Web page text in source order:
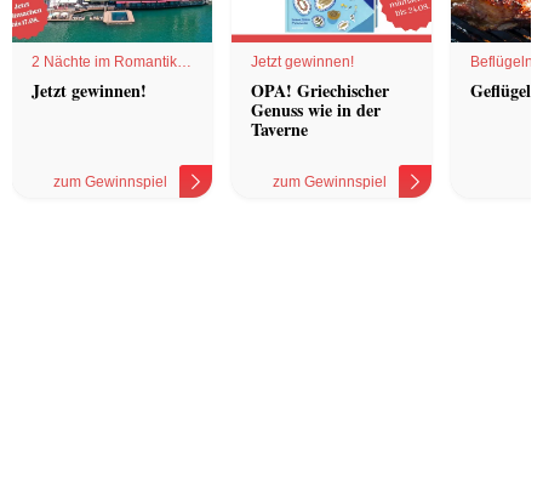
2 Nächte im Romantik
Hotel
Jetzt gewinnen!
zum Gewinnspiel
Jetzt gewinnen!
OPA! Griechischer
Genuss wie in der
Taverne
zum Gewinnspiel
Geflügel